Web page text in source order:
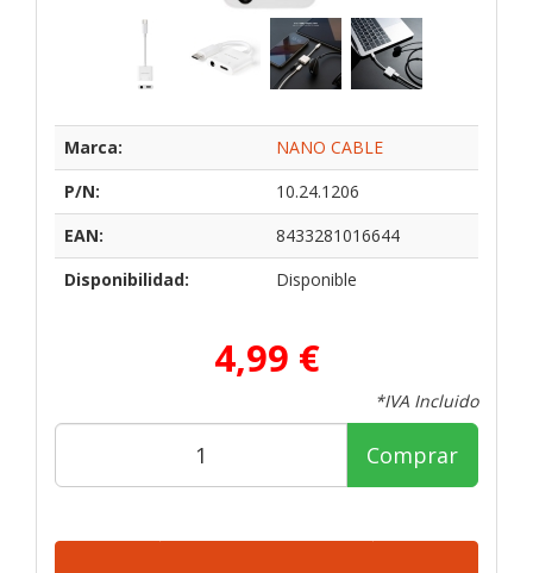
Marca:
NANO CABLE
P/N:
10.24.1206
EAN:
8433281016644
Disponibilidad:
Disponible
4,99 €
*IVA Incluido
Comprar